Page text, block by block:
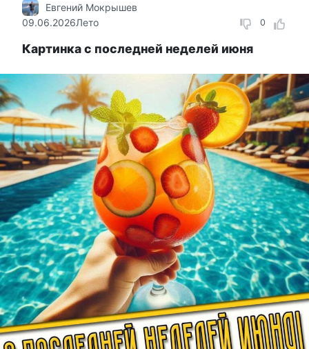
0
Евгений Мокрышев
09.06.2026Лето
Картинка с последней неделей июня